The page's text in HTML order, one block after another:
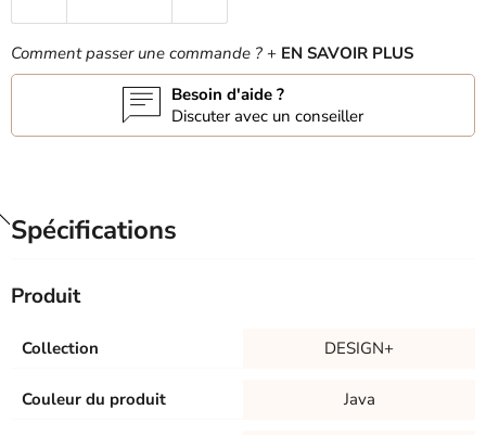
Comment passer une commande ? + EN SAVOIR PLUS
Besoin d'aide ?
Discuter avec un conseiller
Spécifications
Produit
Collection DESIGN+
Couleur du produit Java